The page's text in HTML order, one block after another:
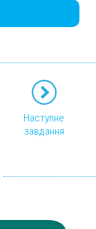
Наступне
завдання